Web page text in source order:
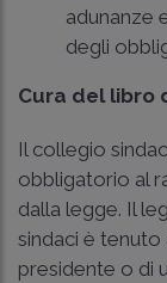
adunanze
degli
Cura del libro
Il collegio
obbligatorio al
dalla legge. Il
sindaci è tenuto
presidente o di